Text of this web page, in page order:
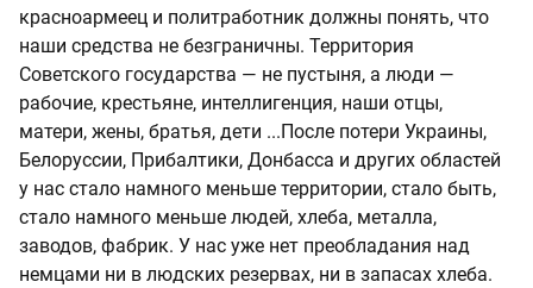
красноармеец и политработник должны понять, что
наши средства не безграничны. Территория
Советского государства — не пустыня, а люди —
рабочие, крестьяне, интеллигенция, наши отцы,
матери, жены, братья, дети ...После потери Украины,
Белоруссии, Прибалтики, Донбасса и других областей
у нас стало намного меньше территории, стало быть,
стало намного меньше людей, хлеба, металла,
заводов, фабрик. У нас уже нет преобладания над
немцами ни в людских резервах, ни в запасах хлеба.